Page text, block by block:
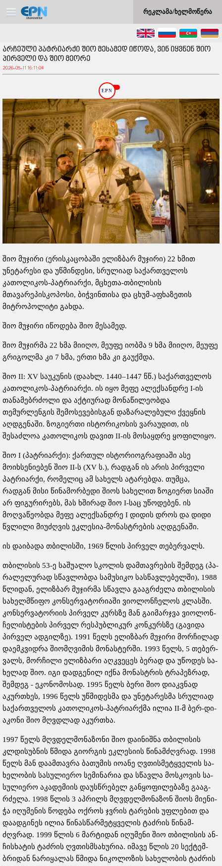
რეკლამა/ხელმოწერა
არჩეული პატრიარქი შიო მესამედ იწოდა, ვინ იყვნენ შიო
პირველი და შიო მეორე
2026-05-11 16:11:04
შიო მუჯირი (ერისკაცობაში ელიზბარ მუჯირი) 22 ხმით
უნეტარესი და უწმინდესი, სრულიად საქართველოს
კათოლიკოს-პატრიარქი, მცხეთა-თბილისის
მთავარეპისკოპოსი, ბიჭვინთისა და ცხუმ-აფხაზეთის
მიტროპოლიტი გახდა.
შიო მუჯირი იწოდება შიო მესამედ.
შიო მუჯირმა 22 ხმა მიიღო, მეუფე იობმა 9 ხმა მიიღო, მეუფე
გრიგოლმა კი 7 ხმა, ერთი ხმა კი გაუქმდა.
შიო II: XV საუკუნის (დაახლ. 1440–1447 წწ.) საქართველოს
კათოლიკოს-პატრიარქი. ის იყო მეფე ალექსანდრე I-ის
თანამებრძოლი და აქტიურად მონაწილეობდა
თემურლენგის შემოსევებისგან დაზარალებული ქვეყნის
აღდგენაში. ზოგიერთი ისტორიკოსის ვარაუდით, ის
შესაძლოა კათოლიკოს დავით II-ის მოსაყდრე ყოფილიყო.
შიო I (პატრიარქი): ქართულ ისტორიოგრაფიაში ასე
მოიხსენიებენ შიო II-ს (XV ს.), რადგან ის არის პირველი
პატრიარქი, რომელიც ამ სახელს ატარებდა. თუმცა,
რადგან მისი წინამორბედი შიოს სახელით ზოგიერთ სიაში
არ ფიგურირებს, მას ხშირად შიო I-საც უწოდებენ. ის
მოღვაწეობდა მეფე ალექსანდრე I დიდის დროს და დიდი
წვლილი მიუძღვის ეკლესია-მონასტრების აღდგენაში.
ის და­ი­ბა­და თბი­ლის­ში, 1969 წლის პირ­ველ თე­ბერ­ვალს.
თბი­ლი­სის 53-ე სა­შუ­ა­ლო სკო­ლის დამ­თავ­რე­ბის შემ­დეგ (პა­
რა­ლე­ლუ­რად სწავ­ლობ­და სა­მუ­სი­კო სას­წავ­ლე­ბელ­ში), 1988
წლი­დან, ელიზ­ბარ მუ­ჯირ­მა სწავ­ლა გა­აგ­რძე­ლა თბი­ლი­სის
სა­ხელ­მწი­ფო კონ­სერ­ვა­ტო­რი­ა­ში ვი­ო­ლონ­ჩე­ლოს კლას­ში.
კონ­სერ­ვა­ტო­რი­ის პირ­ველ კურ­სზე მან გა­ი­მარ­ჯვა ვი­ო­ლონ­
ჩე­ლის­ტე­ბის პირ­ველ რეს­პუბ­ლი­კურ კონ­კურ­სზე (გა­ვი­და
პირ­ველ ად­გილ­ზე). 1991 წელს ელიზ­ბარ მუ­ჯი­რი მორ­ჩი­ლად
და­ემ­კვიდ­რა ში­ომ­ღვი­მის მო­ნას­ტერ­ში. 1993 წელს, 5 თე­ბერ­
ვალს, მორ­ჩი­ლი ელიზ­ბა­რი აღ­კვე­ცეს ბე­რად და უწო­დეს სა­
ხე­ლად შიო. იგი დად­გე­ნილ იქნა მო­ნას­ტრის ტრა­პეზ­რად,
შემ­დეგ - ეკო­ნო­მო­სად. 1995 წელს ბერი შიო დი­აკ­ვნად
აკურ­თხეს, 1996 წელს უწ­მი­დეს­მა და უნე­ტა­რეს­მა სრუ­ლი­ად
სა­ქარ­თვე­ლოს კა­თო­ლი­კოს-პატ­რი­არ­ქმა ილია II-მ ბერ-დი­
ა­კო­ნი შიო მღვდლად აკურ­თხა.
1997 წელს მღვდელ­მო­ნა­ზო­ნი შიო და­ი­ნიშ­ნა თბი­ლი­სის
კლდი­სუბ­ნის წმი­და გი­ორ­გის ეკ­ლე­სი­ის წი­ნამ­ძღვრად. 1998
წელს მან და­ამ­თავ­რა ბა­თუ­მის იო­ა­ნე ღვთის­მე­ტყვე­ლის სა­
ხე­ლო­ბის სა­სუ­ლი­ე­რო სე­მი­ნა­რია და სწავ­ლა მოს­კო­ვის სა­
სუ­ლი­ე­რო აკა­დე­მი­ის და­უს­წრე­ბელ გან­ყო­ფი­ლე­ბა­ზე გა­აგ­
რძე­ლა. 1998 წლის 3 აპ­რილს მღვდელ­მო­ნა­ზონ შიოს მი­ე­ნი­
ჭა იღუ­მე­ნის წო­დე­ბა ოქ­როს ჯვრის ტა­რე­ბის უფ­ლე­ბით და
და­ად­გი­ნეს ილია წი­ნას­წარ­მე­ტყვე­ლის ტაძ­რის წი­ნამ­
ძღვრად. 1999 წლის 6 მარ­ტი­დან იღუ­მე­ნი შიო თბი­ლი­სის ან­
ჩის­ხა­ტის ტაძ­რის ღვთის­მსა­ხუ­რია. იმა­ვე წლის 20 სექ­ტემ­
ბრი­დან ნა­რი­ყა­ლას წმი­და ნი­კო­ლო­ზის სა­ხე­ლო­ბის ტაძ­რის